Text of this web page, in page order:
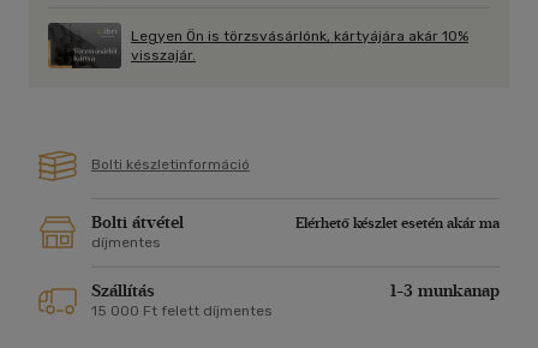
Legyen Ön is törzsvásárlónk, kártyájára akár 10%
visszajár.
Bolti készletinformáció
Bolti átvétel
Elérhető készlet esetén akár ma
díjmentes
Szállítás 1-3 munkanap
15 000 Ft felett díjmentes